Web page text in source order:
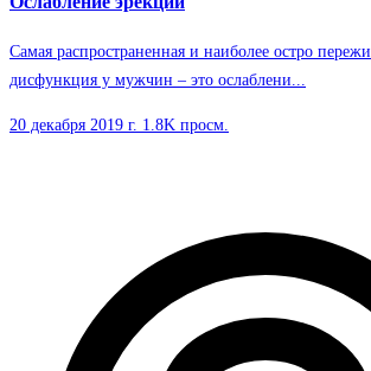
Самая распространенная и наиболее остро
дисфункция у мужчин – это ослаблени...
20 декабря 2019 г. 1.8K просм.